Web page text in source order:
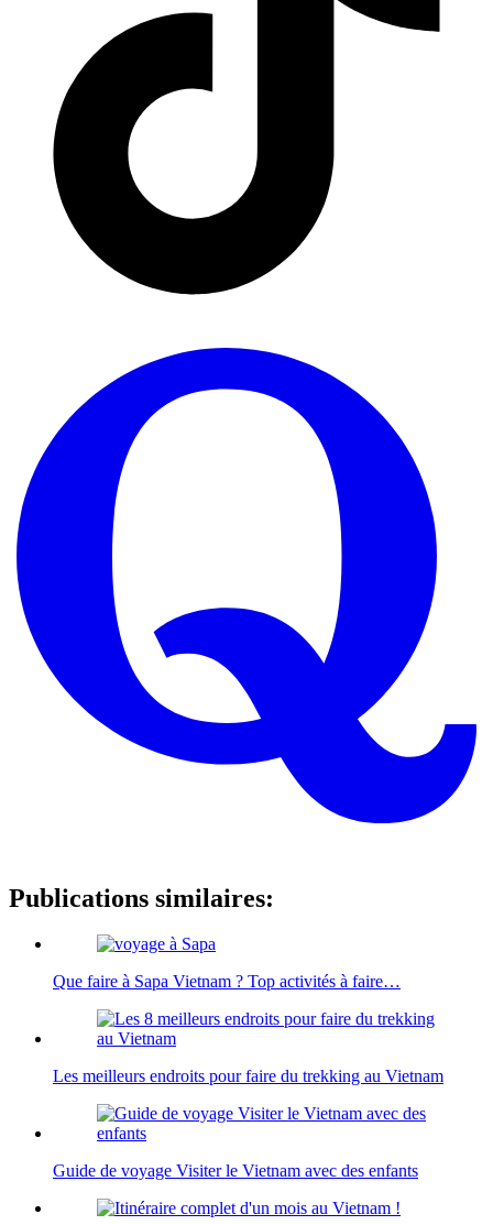
Publications similaires:
Que faire à Sapa Vietnam ? Top activités à faire…
Les meilleurs endroits pour faire du trekking au Vietnam
Guide de voyage Visiter le Vietnam avec des enfants